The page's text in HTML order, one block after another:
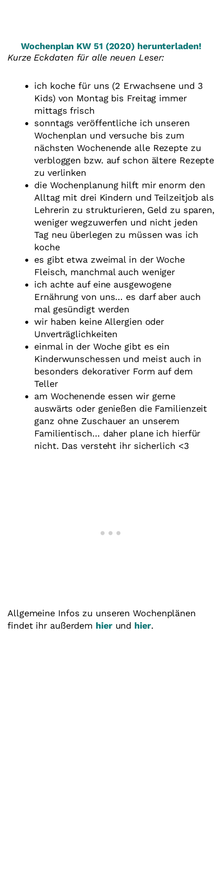
Wochenplan KW 51 (2020) herunterladen!
Kurze Eckdaten für alle neuen Leser:
ich koche für uns (2 Erwachsene und 3
Kids) von Montag bis Freitag immer
mittags frisch
sonntags veröffentliche ich unseren
Wochenplan und versuche bis zum
nächsten Wochenende alle Rezepte zu
verbloggen bzw. auf schon ältere Rezepte
zu verlinken
die Wochenplanung hilft mir enorm den
Alltag mit drei Kindern und Teilzeitjob als
Lehrerin zu strukturieren, Geld zu sparen,
weniger wegzuwerfen und nicht jeden
Tag neu überlegen zu müssen was ich
koche
es gibt etwa zweimal in der Woche
Fleisch, manchmal auch weniger
ich achte auf eine ausgewogene
Ernährung von uns… es darf aber auch
mal gesündigt werden
wir haben keine Allergien oder
Unverträglichkeiten
einmal in der Woche gibt es ein
Kinderwunschessen und meist auch in
besonders dekorativer Form auf dem
Teller
am Wochenende essen wir gerne
auswärts oder genießen die Familienzeit
ganz ohne Zuschauer an unserem
Familientisch… daher plane ich hierfür
nicht. Das versteht ihr sicherlich <3
Allgemeine Infos zu unseren Wochenplänen
findet ihr außerdem hierund hier.